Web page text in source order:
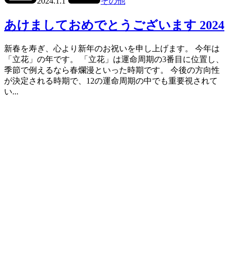
あけましておめでとうございます 2024
新春を寿ぎ、心より新年のお祝いを申し上げます。 今年は
「立花」の年です。 「立花」は運命周期の3番目に位置し、
季節で例えるなら春爛漫といった時期です。 今後の方向性
が決定される時期で、12の運命周期の中でも重要視されて
い...